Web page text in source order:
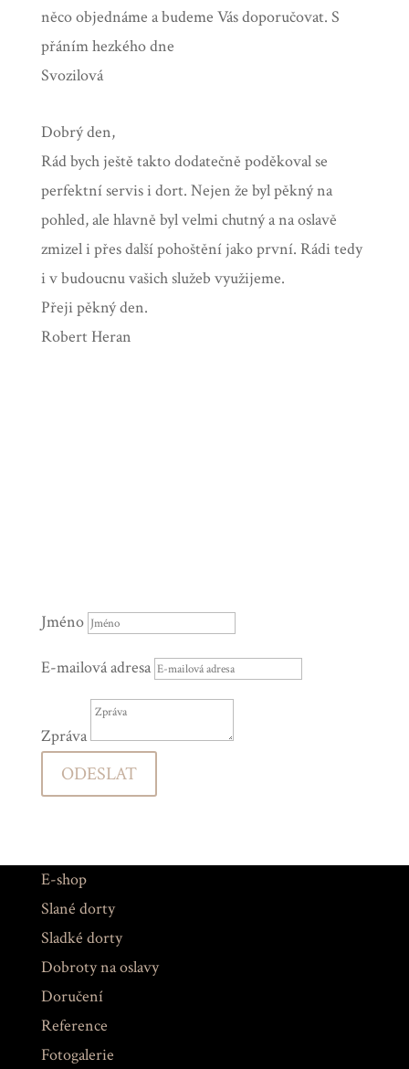
něco objednáme a budeme Vás doporučovat. S
přáním hezkého dne
Svozilová
Dobrý den,
Rád bych ještě takto dodatečně poděkoval se
perfektní servis i dort. Nejen že byl pěkný na
pohled, ale hlavně byl velmi chutný a na oslavě
zmizel i přes další pohoštění jako první. Rádi tedy
i v budoucnu vašich služeb využijeme.
Přeji pěkný den.
Robert Heran
Jméno
E-mailová adresa
Zpráva
ODESLAT
E-shop
Slané dorty
Sladké dorty
Dobroty na oslavy
Doručení
Reference
Fotogalerie